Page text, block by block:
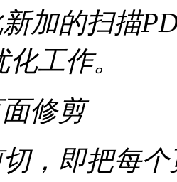
加的扫描
工作。
修剪
，即把每